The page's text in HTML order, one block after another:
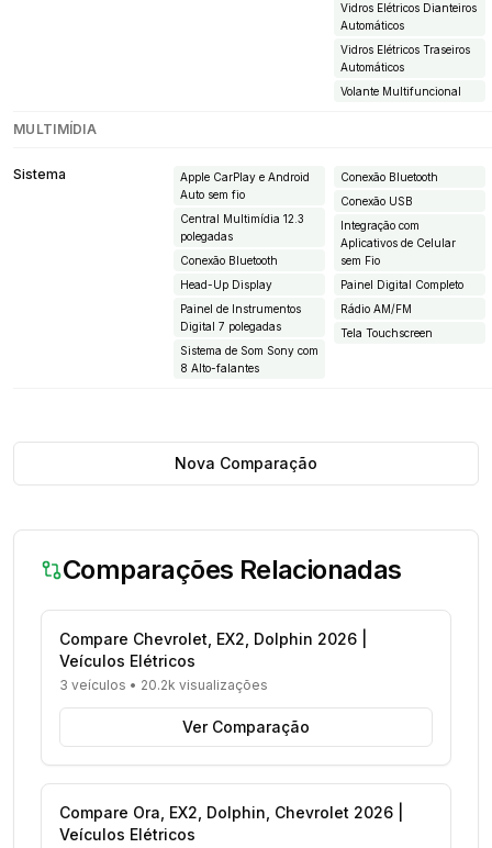
Vidros Elétricos Dianteiros
Automáticos
Vidros Elétricos Traseiros
Automáticos
Volante Multifuncional
MULTIMÍDIA
Sistema
Apple CarPlay e Android
Auto sem fio
Central Multimídia 12.3
polegadas
Conexão Bluetooth
Head-Up Display
Painel de Instrumentos
Digital 7 polegadas
Sistema de Som Sony com
8 Alto-falantes
Conexão Bluetooth
Conexão USB
Integração com
Aplicativos de Celular
sem Fio
Painel Digital Completo
Rádio AM/FM
Tela Touchscreen
Nova Comparação
Comparações Relacionadas
Compare Chevrolet, EX2, Dolphin 2026 |
Veículos Elétricos
3 veículos • 20.2k visualizações
Ver Comparação
Compare Ora, EX2, Dolphin, Chevrolet 2026 |
Veículos Elétricos